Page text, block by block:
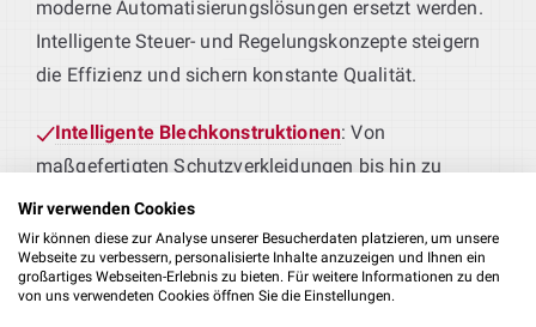
moderne Automatisierungslösungen ersetzt werden.
Intelligente Steuer- und Regelungskonzepte steigern
die Effizienz und sichern konstante Qualität.
Intelligente Blechkonstruktionen: Von
maßgefertigten Schutzverkleidungen bis hin zu
tragenden Rahmenkonstruktionen – wir entwickeln
Blechteile, die perfekt zu Ihren Produktionsprozessen
passen.
Wir verwenden Cookies
Wir können diese zur Analyse unserer Besucherdaten platzieren, um unsere
Webseite zu verbessern, personalisierte Inhalte anzuzeigen und Ihnen ein
großartiges Webseiten-Erlebnis zu bieten. Für weitere Informationen zu den
von uns verwendeten Cookies öffnen Sie die Einstellungen.